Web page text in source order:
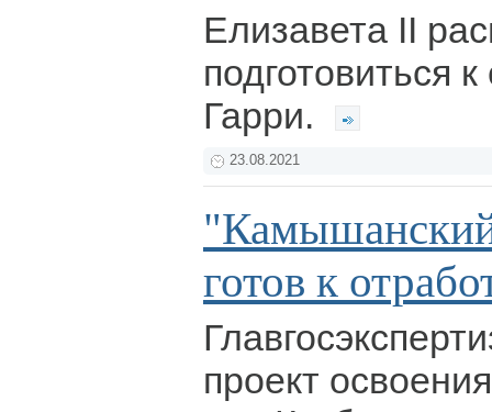
Елизавета II
подготовиться
Гарри.
23.08.2021
готов к
проект